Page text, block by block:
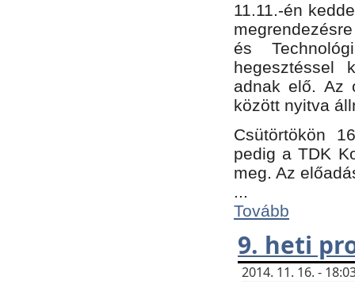
11.11.-én
és
hegesztéssel
adnak elő. Az
között nyitva
Csütörtökön
pedig a TDK
meg. Az
...
Tovább
9. heti
2014. 11. 16. -